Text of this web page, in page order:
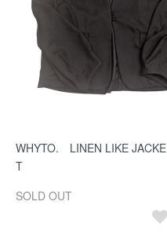
WHYTO. LINEN LIKE JACKE
T
SOLD OUT